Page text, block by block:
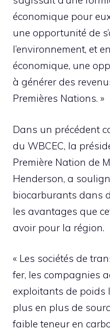
économique pour
une opportunité de
l’environnement, et
économique, une
à générer des
Premières Nations. »
Dans un précédent
du WBCEC, la
Première Nation de
Henderson, a
biocarburants dans
les avantages que
avoir pour la région.
« Les sociétés de
fer, les compagnies
exploitants de poids
plus en plus de
faible teneur en